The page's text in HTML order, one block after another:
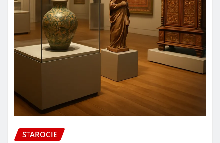
STAROCIE